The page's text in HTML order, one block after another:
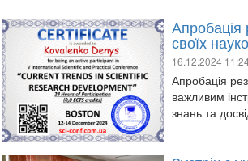
Апробація
своїх
16.12.2024 11:24
Апробація
важливим
знань та